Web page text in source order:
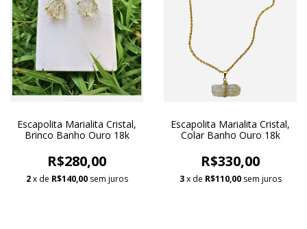
Escapolita Marialita Cristal,
Brinco Banho Ouro 18k
R$280,00
2 x de R$140,00 sem juros
Escapolita Marialita Cristal,
Colar Banho Ouro 18k
R$330,00
3 x de R$110,00 sem juros